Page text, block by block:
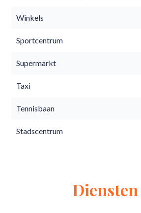
Winkels
Sportcentrum
Supermarkt
Taxi
Tennisbaan
Stadscentrum
Diensten